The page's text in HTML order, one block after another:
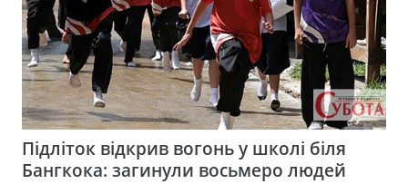
Підліток відкрив вогонь у школі біля
Бангкока: загинули восьмеро людей